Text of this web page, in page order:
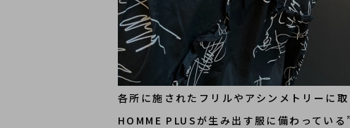
各所に施されたフリルやアシンメトリーに
HOMME PLUSが生み出す服に備わっている